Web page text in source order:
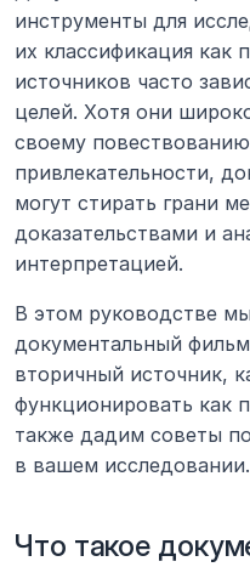
инструменты для
их классификация как
источников часто
целей. Хотя они
своему
привлекательности,
могут стирать грани
доказательствами и
интерпретацией.
В этом руководстве
документальный
вторичный источник,
функционировать как
также дадим советы
в вашем исследовании.
Что такое